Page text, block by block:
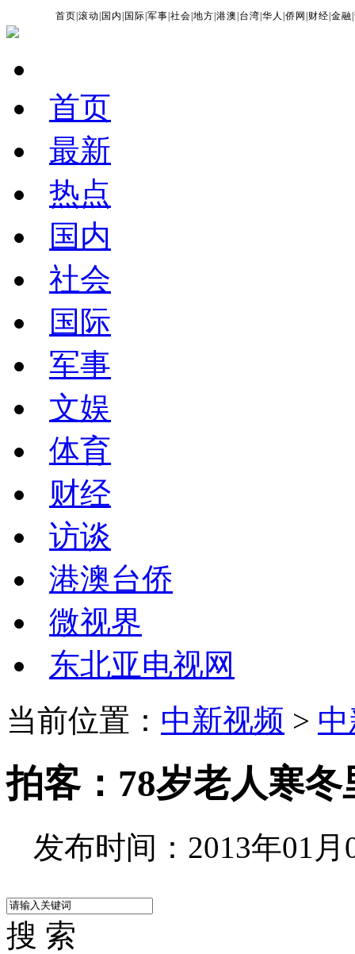
首页 |滚动 国内 国际 |军事 |社会 |地方 |港澳 台湾 |华人 |侨网 财经 |金融 |
首页
最新
热点
国内
社会
国际
军事
文娱
体育
财经
访谈
港澳台侨
微视界
东北亚电视网
当前位置： 中新视频 >
拍客：78岁老人寒
发布时间：2013年01月
搜 索